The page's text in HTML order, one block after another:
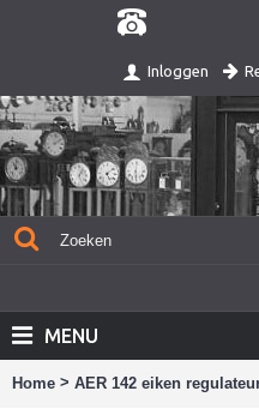
Inloggen
MENU
Home > AER 142 eiken